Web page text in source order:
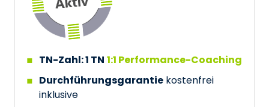
TN-Zahl: 1 TN 1:1 Performance-Coaching
Durchführungsgarantie kostenfrei
inklusive